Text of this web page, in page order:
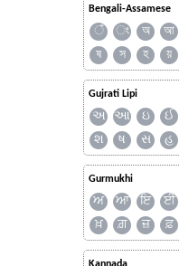
Bengali-Assamese
ঁ ং অ আ
ষ
স হ য়
Gujrati Lipi
અ આ ઇ ઈ
શ
ષ સ હ
Gurmukhi
ਅ ਆ ਇ ਈ
ਖ਼
ਗ਼ ਜ਼ ਫ਼